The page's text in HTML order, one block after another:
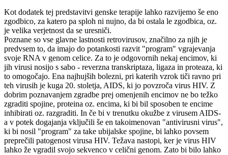
Kot dodatek tej predstavitvi genske terapije lahko razvijemo še eno
zgodbico, za katero pa sploh ni nujno, da bi ostala le zgodbica, oz.
je velika verjetnost da se uresniči.
Poznane so vse glavne lastnosti retrovirusov, značilno za njih je
predvsem to, da imajo do potankosti razvit "program" vgrajevanja
svoje RNA v genom celice. Za to je odgovornih nekaj encimov, ki
jih virusi nosijo s sabo - reverzna transkriptaza, ligaza in proteaza, ki
to omogočajo. Ena najhujših bolezni, pri katerih vzrok tiči ravno pri
teh virusih je kuga 20. stoletja, AIDS, ki jo povzroča virus HIV. Z
dobrim poznavanjem zgradbe prej omenjenih encimov ne bo težko
zgraditi spojine, proteina oz. encima, ki bi bil sposoben te encime
inhibirati oz. razgraditi. In če bi v trenutku okužbe z virusem AIDS-
a v potek dogajanja vključili še en takoimenovan "antivirusni virus",
ki bi nosil "program" za take ubijalske spojine, bi lahko povsem
preprečili patogenost virusa HIV. Težava nastopi, ker je virus HIV
lahko že vgradil svojo sekvenco v celični genom. Zato bi bilo lahko